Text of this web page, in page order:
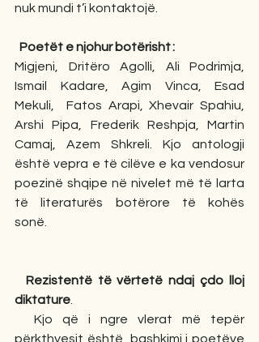
nuk mundi t’i kontaktojë.
Poetët e njohur botërisht :
Migjeni, Dritëro Agolli, Ali Podrimja,
Ismail Kadare, Agim Vinca, Esad
Mekuli,  Fatos Arapi, Xhevair Spahiu,
Arshi Pipa, Frederik Reshpja, Martin
Camaj, Azem Shkreli. Kjo antologji
është vepra e të cilëve e ka vendosur
poezinë shqipe në nivelet më të larta
të literaturës botërore të kohës
sonë.
Rezistentë të vërtetë ndaj çdo lloj
diktature
përkthyesit është  bashkimi i poetëve